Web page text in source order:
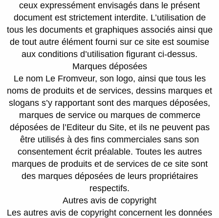
ceux expressément envisagés dans le présent
document est strictement interdite. L’utilisation de
tous les documents et graphiques associés ainsi que
de tout autre élément fourni sur ce site est soumise
aux conditions d’utilisation figurant ci-dessus.
Marques déposées
Le nom Le Fromveur, son logo, ainsi que tous les
noms de produits et de services, dessins marques et
slogans s’y rapportant sont des marques déposées,
marques de service ou marques de commerce
déposées de l’Editeur du Site, et ils ne peuvent pas
être utilisés à des fins commerciales sans son
consentement écrit préalable. Toutes les autres
marques de produits et de services de ce site sont
des marques déposées de leurs propriétaires
respectifs.
Autres avis de copyright
Les autres avis de copyright concernent les données